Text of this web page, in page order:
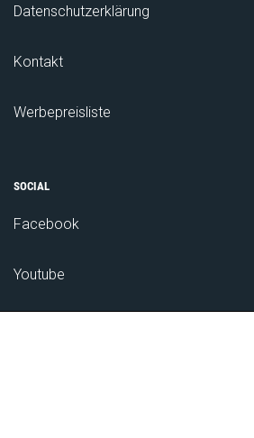
Datenschutzerklärung
Kontakt
Werbepreisliste
SOCIAL
Facebook
Youtube